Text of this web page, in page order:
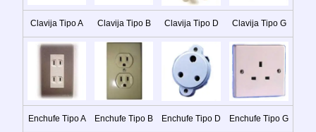
Clavija Tipo A Clavija Tipo B Clavija Tipo D Clavija Tipo G
Enchufe Tipo A Enchufe Tipo B Enchufe Tipo D Enchufe Tipo G